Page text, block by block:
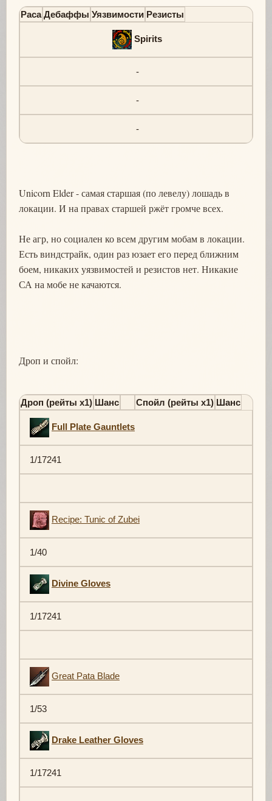
Раса Дебаффы Уязвимости Резисты
Spirits
-
-
-
Unicorn Elder - самая старшая (по левелу) лошадь в
локации. И на правах старшей ржёт громче всех.
Не агр, но социален ко всем другим мобам в локации.
Есть виндстрайк, один раз юзает его перед ближним
боем, никаких уязвимостей и резистов нет. Никакие
СА на мобе не качаются.
Дроп и спойл:
Дроп (рейты х1) Шанс Спойл (рейты х1) Шанс
Full Plate Gauntlets
1/17241
Recipe: Tunic of Zubei
1/40
Divine Gloves
1/17241
Great Pata Blade
1/53
Drake Leather Gloves
1/17241